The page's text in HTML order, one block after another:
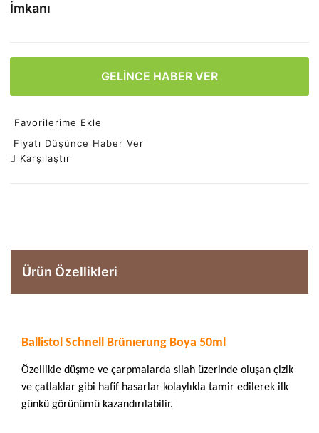
İmkanı
GELİNCE HABER VER
Favorilerime Ekle
Fiyatı Düşünce Haber Ver
Karşılaştır
Ürün Özellikleri
Ballistol Schnell Brünıerung Boya 50ml
Özellikle düşme ve çarpmalarda silah üzerinde oluşan çizik
ve çatlaklar gibi hafif hasarlar kolaylıkla tamir edilerek ilk
günkü görünümü kazandırılabilir.